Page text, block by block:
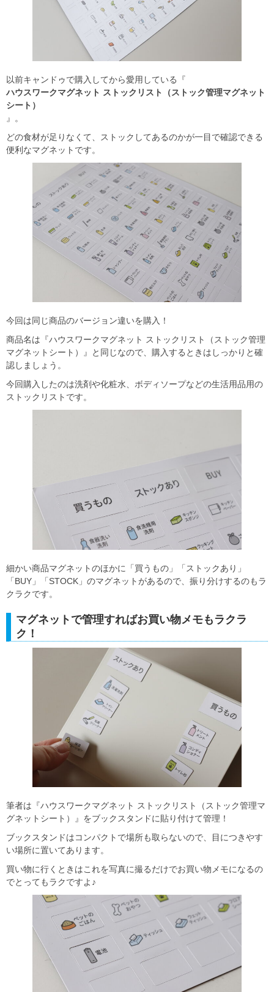
以前キャンドゥで購入してから愛用している『
ハウスワークマグネット ストックリスト（ストック管理マグネット
シート）
』。
どの食材が足りなくて、ストックしてあるのかが一目で確認できる
便利なマグネットです。
今回は同じ商品のバージョン違いを購入！
商品名は『ハウスワークマグネット ストックリスト（ストック管理
マグネットシート）』と同じなので、購入するときはしっかりと確
認しましょう。
今回購入したのは洗剤や化粧水、ボディソープなどの生活用品用の
ストックリストです。
細かい商品マグネットのほかに「買うもの」「ストックあり」
「BUY」「STOCK」のマグネットがあるので、振り分けするのもラ
クラクです。
マグネットで管理すればお買い物メモもラクラ
ク！
筆者は『ハウスワークマグネット ストックリスト（ストック管理マ
グネットシート）』をブックスタンドに貼り付けて管理！
ブックスタンドはコンパクトで場所も取らないので、目につきやす
い場所に置いてあります。
買い物に行くときはこれを写真に撮るだけでお買い物メモになるの
でとってもラクですよ♪